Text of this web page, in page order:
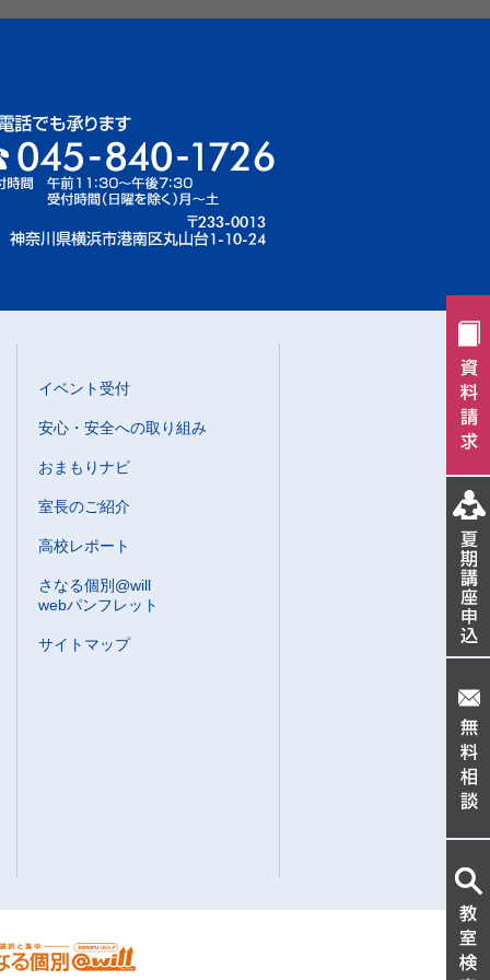
イベント受付
安心・安全への取り組み
おまもりナビ
室長のご紹介
高校レポート
さなる個別@will
webパンフレット
サイトマップ